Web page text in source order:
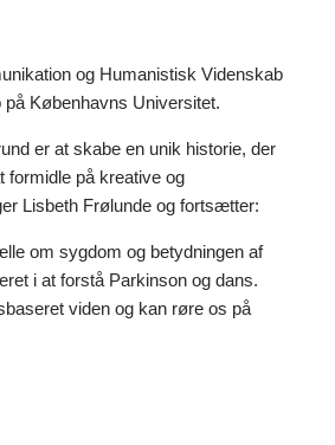
og Humanistisk Videnskab
Københavns Universitet.
er at skabe en unik historie, der
formidle på kreative og
Lisbeth Frølunde og fortsætter:
om sygdom og betydningen af
i at forstå Parkinson og dans.
viden og kan røre os på